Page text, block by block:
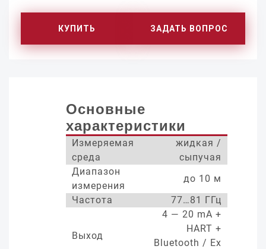
КУПИТЬ ЗАДАТЬ ВОПРОС
Основные
характеристики
Измеряемая
среда
жидкая /
сыпучая
Диапазон
измерения
до 10 м
Частота
77…81 ГГц
Выход
4 — 20 mA +
HART +
Bluetooth / Ex